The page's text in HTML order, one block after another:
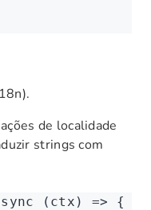
de localidade
strings com
(ctx) => {